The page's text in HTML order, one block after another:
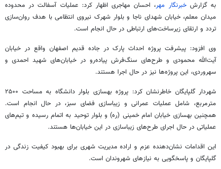
به گزارش خبرنگار مهر، احسان مهاجری اظهار کرد: عملیات آسفالت در محدوده
میدان معلم، خیابان شهدای ناجا و بلوار شهرک نیروی انتظامی با هدف روان‌سازی
تردد و ارتقای زیرساخت‌های ارتباطی در حال انجام است.
وی افزود: پیشرفت پروژه احداث پارک در جاده قدیم اصفهان واقع در خیابان
آیت‌الله محمودی و طرح‌های سنگ‌فرش پیاده‌رو در خیابان‌های شهید احمدی و
سهروردی، این پروژه‌ها نیز در حال اجرا هستند.
شهردار گلپایگان خاطرنشان کرد: پروژه بهسازی بلوار دانشگاه به مساحت ۲۵۰۰
مترمربع، شامل عملیات عمرانی و زیباسازی فضای سبز، در حال انجام است.
همچنین بهسازی خیابان امام خمینی (ره) و بلوار توحید به اتمام رسیده و تیم‌های
عملیاتی در حال اجرای طرح‌های زیباسازی در این خیابان‌ها هستند.
این اقدامات نشان‌دهنده عزم و اراده مدیریت شهری برای بهبود کیفیت زندگی در
گلپایگان و پاسخگویی به نیازهای شهروندان است.